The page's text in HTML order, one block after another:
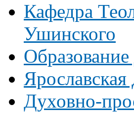
Кафедра
Ушинского
Образование
Духовно-